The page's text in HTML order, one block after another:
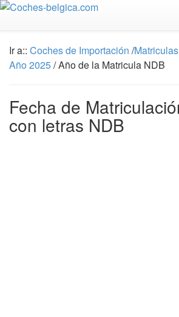
Ir a:: Coches de Importación /
Año 2025/ Año de la Matricula NDB
Fecha de
con letras NDB